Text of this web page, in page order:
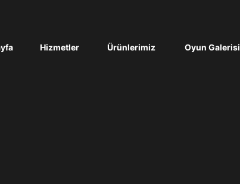
Hizmetler Ürünlerimiz Oyun Galerisi